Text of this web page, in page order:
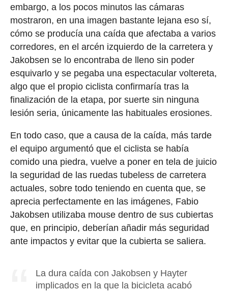
embargo, a los pocos minutos las cámaras
mostraron, en una imagen bastante lejana eso sí,
cómo se producía una caída que afectaba a varios
corredores, en el arcén izquierdo de la carretera y
Jakobsen se lo encontraba de lleno sin poder
esquivarlo y se pegaba una espectacular voltereta,
algo que el propio ciclista confirmaría tras la
finalización de la etapa, por suerte sin ninguna
lesión seria, únicamente las habituales erosiones.
En todo caso, que a causa de la caída, más tarde
el equipo argumentó que el ciclista se había
comido una piedra, vuelve a poner en tela de juicio
la seguridad de las ruedas tubeless de carretera
actuales, sobre todo teniendo en cuenta que, se
aprecia perfectamente en las imágenes, Fabio
Jakobsen utilizaba mouse dentro de sus cubiertas
que, en principio, deberían añadir más seguridad
ante impactos y evitar que la cubierta se saliera.
La dura caída con Jakobsen y Hayter
implicados en la que la bicicleta acabó